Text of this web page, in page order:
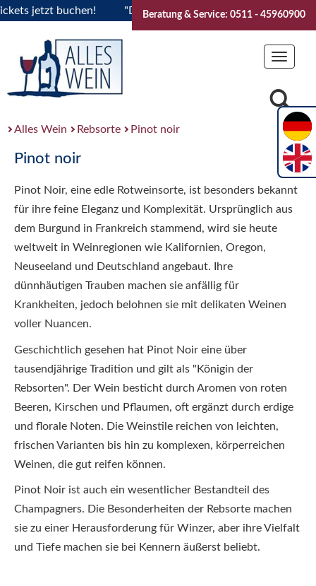
jetzt buchen! "Das Sommerfest 2026" Vive la
Beratung & Service: 0511 - 45960900
Toggle
Alles Wein Rebsorte Pinot noir
Pinot noir
Pinot Noir, eine edle Rotweinsorte, ist besonders bekannt
für ihre feine Eleganz und Komplexität. Ursprünglich aus
dem Burgund in Frankreich stammend, wird sie heute
weltweit in Weinregionen wie Kalifornien, Oregon,
Neuseeland und Deutschland angebaut. Ihre
dünnhäutigen Trauben machen sie anfällig für
Krankheiten, jedoch belohnen sie mit delikaten Weinen
voller Nuancen.
Geschichtlich gesehen hat Pinot Noir eine über
tausendjährige Tradition und gilt als "Königin der
Rebsorten". Der Wein besticht durch Aromen von roten
Beeren, Kirschen und Pflaumen, oft ergänzt durch erdige
und florale Noten. Die Weinstile reichen von leichten,
frischen Varianten bis hin zu komplexen, körperreichen
Weinen, die gut reifen können.
Pinot Noir ist auch ein wesentlicher Bestandteil des
Champagners. Die Besonderheiten der Rebsorte machen
sie zu einer Herausforderung für Winzer, aber ihre Vielfalt
und Tiefe machen sie bei Kennern äußerst beliebt.